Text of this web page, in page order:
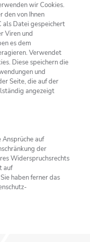
wir Cookies.
den von Ihnen
als Datei gespeichert
Viren und
es dem
Verwendet
Diese speichern die
und
Seite, die auf der
angezeigt
Ansprüche auf
der
Widerspruchsrechts
auf
haben ferner das